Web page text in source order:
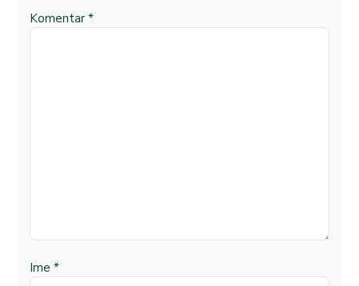
Komentar *
Ime *